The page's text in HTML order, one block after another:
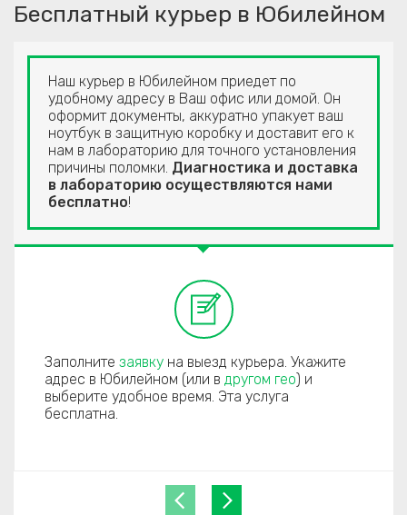
Бесплатный курьер в Юбилейном
Наш курьер в Юбилейном приедет по
удобному адресу в Ваш офис или домой. Он
оформит документы, аккуратно упакует ваш
ноутбук в защитную коробку и доставит его к
нам в лабораторию для точного установления
причины поломки. Диагностика и доставка
в лабораторию осуществляются нами
бесплатно!
Заполните заявку на выезд курьера. Укажите
адрес в Юбилейном (или в другом гео) и
выберите удобное время. Эта услуга
бесплатна.